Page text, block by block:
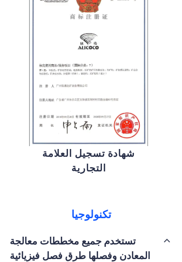
شهادة تسجيل العلامة
التجارية
تكنولوجيا
تستخدم جميع مخططات معالجة
المعادن وفصلها طرق فصل فيزيائية